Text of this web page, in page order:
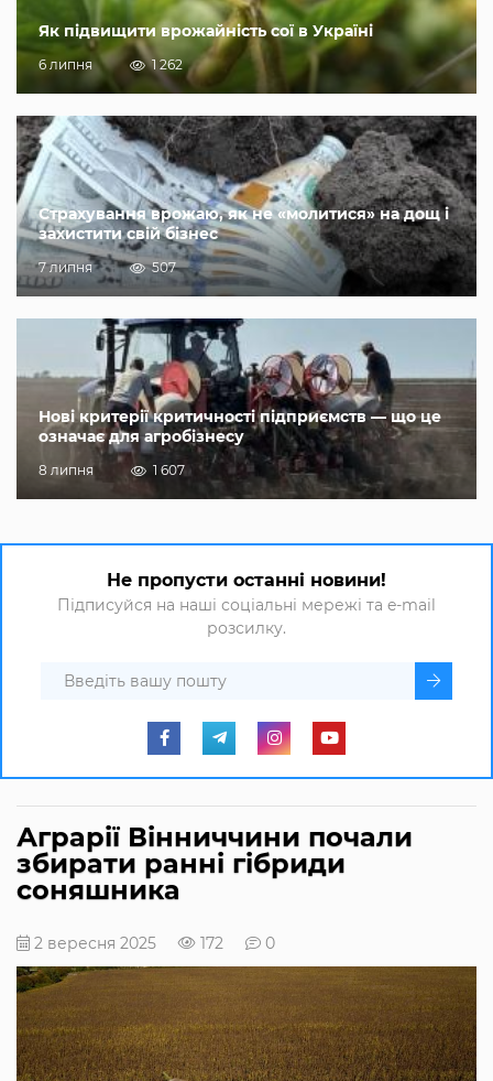
Як підвищити врожайність сої в Україні
6 липня 1 262
Страхування врожаю, як не «молитися» на дощ і
захистити свій бізнес
7 липня 507
Нові критерії критичності підприємств — що це
означає для агробізнесу
8 липня 1 607
Не пропусти останні новини!
Підписуйся на наші соціальні мережі та e-mail
розсилку.
Аграрії Вінниччини почали
збирати ранні гібриди
соняшника
2 вересня 2025 172 0